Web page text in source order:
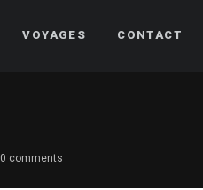
VOYAGES CONTACT
0 comments